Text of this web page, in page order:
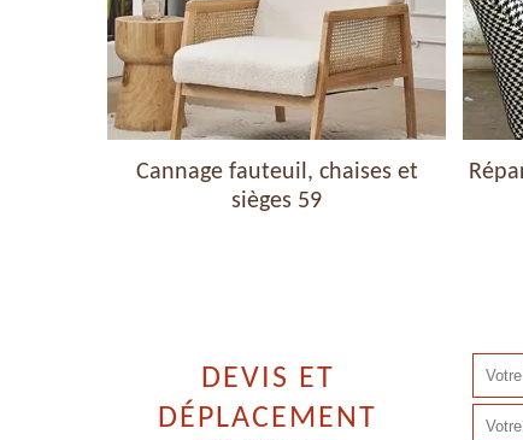
Cannage fauteuil, chaises et
sièges 59
DEVIS ET
DÉPLACEMENT